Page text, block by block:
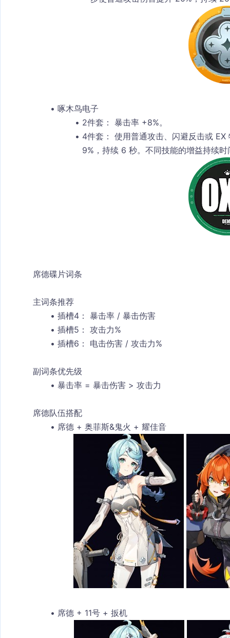
啄木鸟电子
2件套： 暴击率 +8%。
4件套： 使用普通攻击、闪避反击或
9%，持续 6 秒。不同技能的增益持续
席德碟片词条
主词条推荐
插槽4： 暴击率 / 暴击伤害
插槽5： 攻击力%
插槽6：
电击伤害 / 攻击力%
副词条优先级
暴击率 = 暴击伤害 > 攻击力
席德队伍搭配
席德 + 奥菲斯&鬼火 + 耀佳音
席德 + 11号 + 扳机